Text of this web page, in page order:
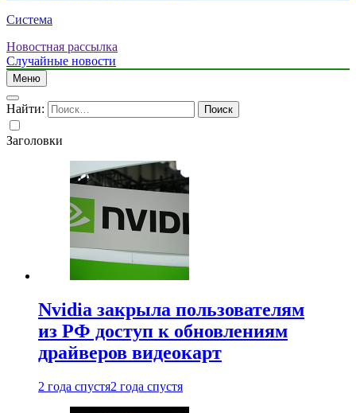
Система
Новостная рассылка
Случайные новости
Меню
Найти:
Заголовки
Nvidia закрыла пользователям
из РФ доступ к обновлениям
драйверов видеокарт
2 года спустя2 года спустя